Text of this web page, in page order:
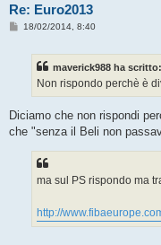
Re: Euro2013
M
o
18/02/2014, 8:40
maverick988 ha scritto:
Non rispondo perchè è
Diciamo che non rispondi
che "senza il Beli non
ma sul PS rispondo ma
http://